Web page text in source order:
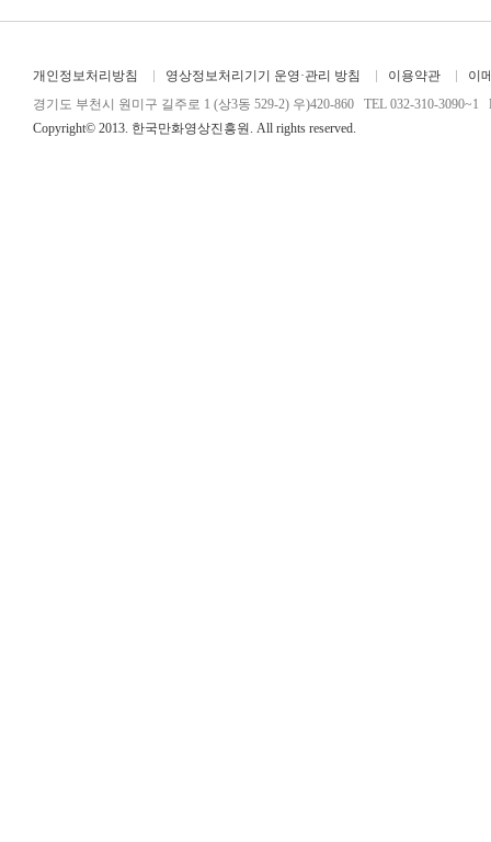
개인정보처리방침 영상정보처리기기 운영·관리 방침 이용약관
이
경기도 부천시 원미구 길주로 1 (상3동 529-2) 우)420-860 TEL 032-310-3090~1
Copyright© 2013. 한국만화영상진흥원. All rights reserved.